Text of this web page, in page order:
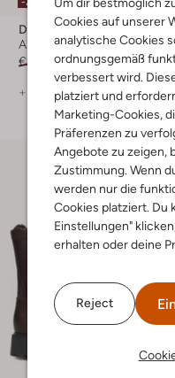
Cookies auf unserer
analytische Cookies
ordnungsgemäß
verbessert wird.
platziert und
Marketing-Cookies,
Präferenzen zu
Angebote zu zeigen,
Zustimmung. Wenn
werden nur die
Cookies platziert. Du
Einstellungen"
erhalten oder deine
Reject
Dr Martens
Ankle Boots
€ 99,95 € 79,99
+ mehr farben